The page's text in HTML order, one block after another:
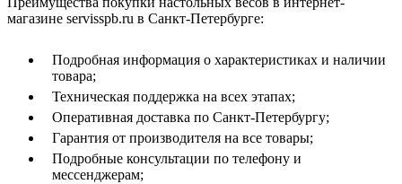
магазине servisspb.ru в Санкт-Петербурге:
Подробная информация о характеристиках и наличии
товара;
Техническая поддержка на всех этапах;
Оперативная доставка по Санкт-Петербургу;
Гарантия от производителя на все товары;
Подробные консультации по телефону и
мессенджерам;